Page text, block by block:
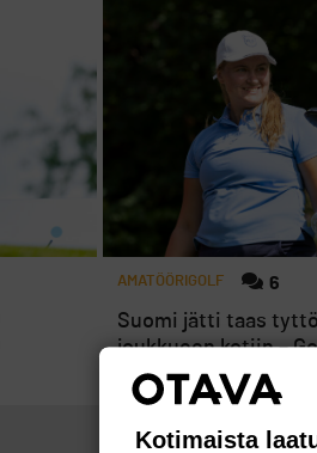
AMATÖÖRIGOLF 6
Suomi jätti taas
joukkueen kotiin –
nyt syyn
Kotimaista